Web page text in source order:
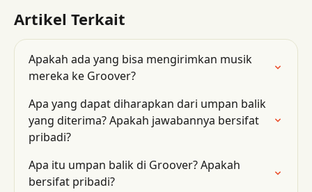
Artikel Terkait
Apakah ada yang bisa mengirimkan musik
mereka ke Groover?
Apa yang dapat diharapkan dari umpan balik
yang diterima? Apakah jawabannya bersifat
pribadi?
Apa itu umpan balik di Groover? Apakah
bersifat pribadi?